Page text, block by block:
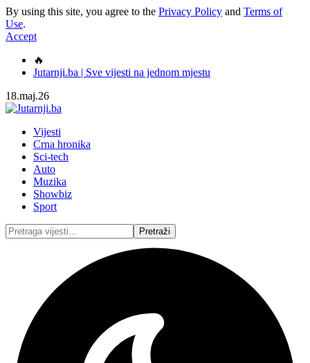
By using this site, you agree to the Privacy Policy and Terms of
Use.
Accept
🔥
Jutarnji.ba | Sve vijesti na jednom mjestu
18.maj.26
Vijesti
Crna hronika
Sci-tech
Auto
Muzika
Showbiz
Sport